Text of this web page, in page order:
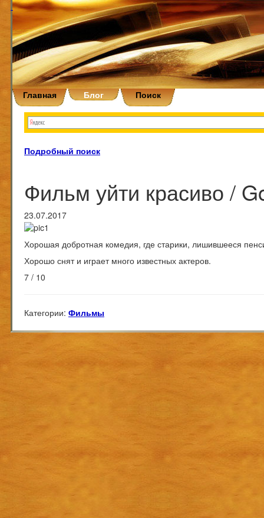
Главная Блог Поиск
Подробный поиск
Фильм уйти красиво /
23.07.2017
Хорошая добротная комедия, где старики, лишившееся
Хорошо снят и играет много известных актеров.
7 / 10
Категории: Фильмы